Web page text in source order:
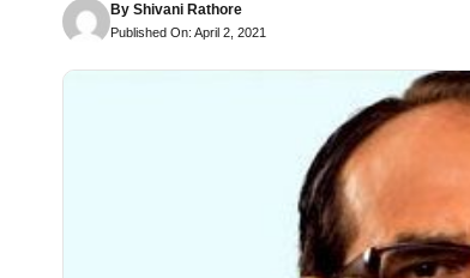
By Shivani Rathore
Published On: April 2, 2021